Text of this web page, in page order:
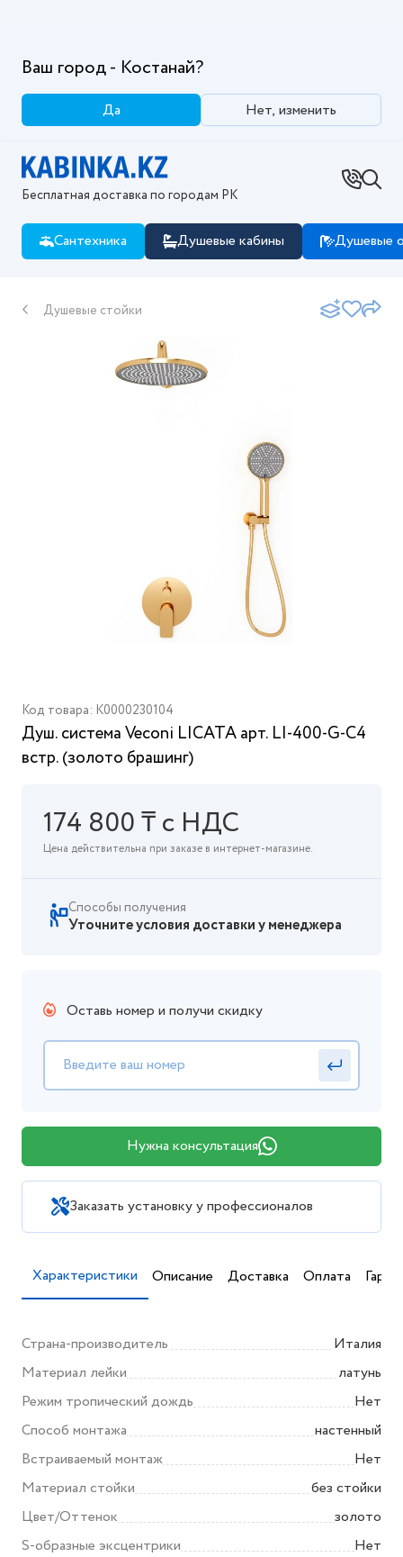
Ваш город - Костанай?
Да Нет, изменить
Бесплатная доставка по городам РК
Сантехника Душевые кабины Душевые
Душевые стойки
Код товара: K0000230104
Душ. cистема Veconi LICATA арт. LI-400-G-C4
встр. (золото брашинг)
174 800 ₸ с НДС
Цена действительна при заказе в интернет-магазине.
Способы получения
Уточните условия доставки у менеджера
Оставь номер и получи скидку
Нужна консультация
Заказать установку у профессионалов
Характеристики Описание Доставка Оплата
Страна-производитель
Италия
Материал лейки
латунь
Режим тропический дождь
Нет
Способ монтажа
настенный
Встраиваемый монтаж
Нет
Материал стойки
без стойки
Цвет/Оттенок
золото
S-образные эксцентрики
Нет